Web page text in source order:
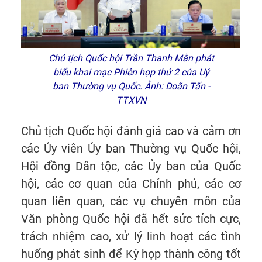
Chủ tịch Quốc hội Trần Thanh Mẫn phát
biểu khai mạc Phiên họp thứ 2 của Uỷ
ban Thường vụ Quốc. Ảnh: Doãn Tấn -
TTXVN
Chủ tịch Quốc hội đánh giá cao và cảm ơn
các Ủy viên Ủy ban Thường vụ Quốc hội,
Hội đồng Dân tộc, các Ủy ban của Quốc
hội, các cơ quan của Chính phủ, các cơ
quan liên quan, các vụ chuyên môn của
Văn phòng Quốc hội đã hết sức tích cực,
trách nhiệm cao, xử lý linh hoạt các tình
huống phát sinh để Kỳ họp thành công tốt